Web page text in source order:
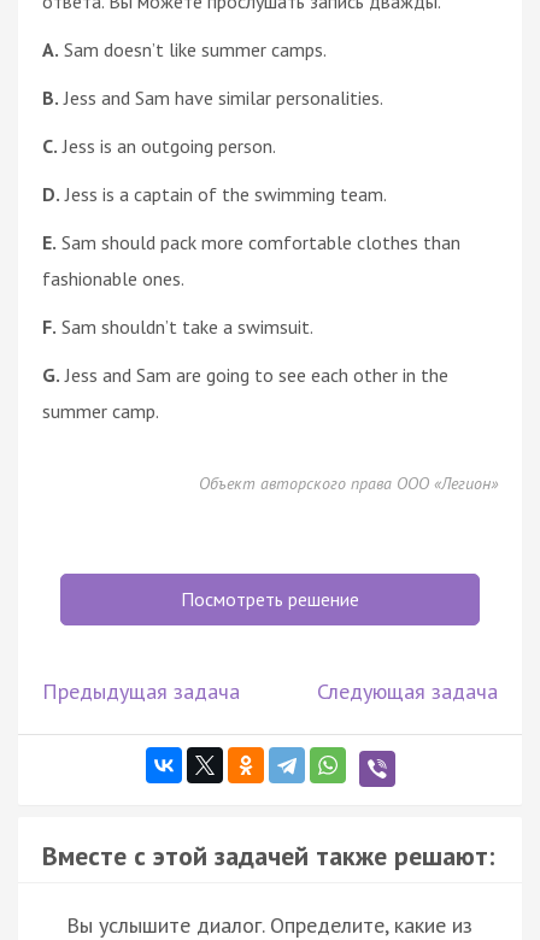
A. Sam doesn’t like summer camps.
B. Jess and Sam have similar personalities.
C. Jess is an outgoing person.
D. Jess is a captain of the swimming team.
E. Sam should pack more comfortable clothes than
fashionable ones.
F. Sam shouldn’t take a swimsuit.
G. Jess and Sam are going to see each other in the
summer camp.
Объект авторского права ООО «Легион»
Посмотреть решение
Предыдущая задача Следующая задача
Вместе с этой задачей также решают:
Вы услышите диалог. Определите, какие из